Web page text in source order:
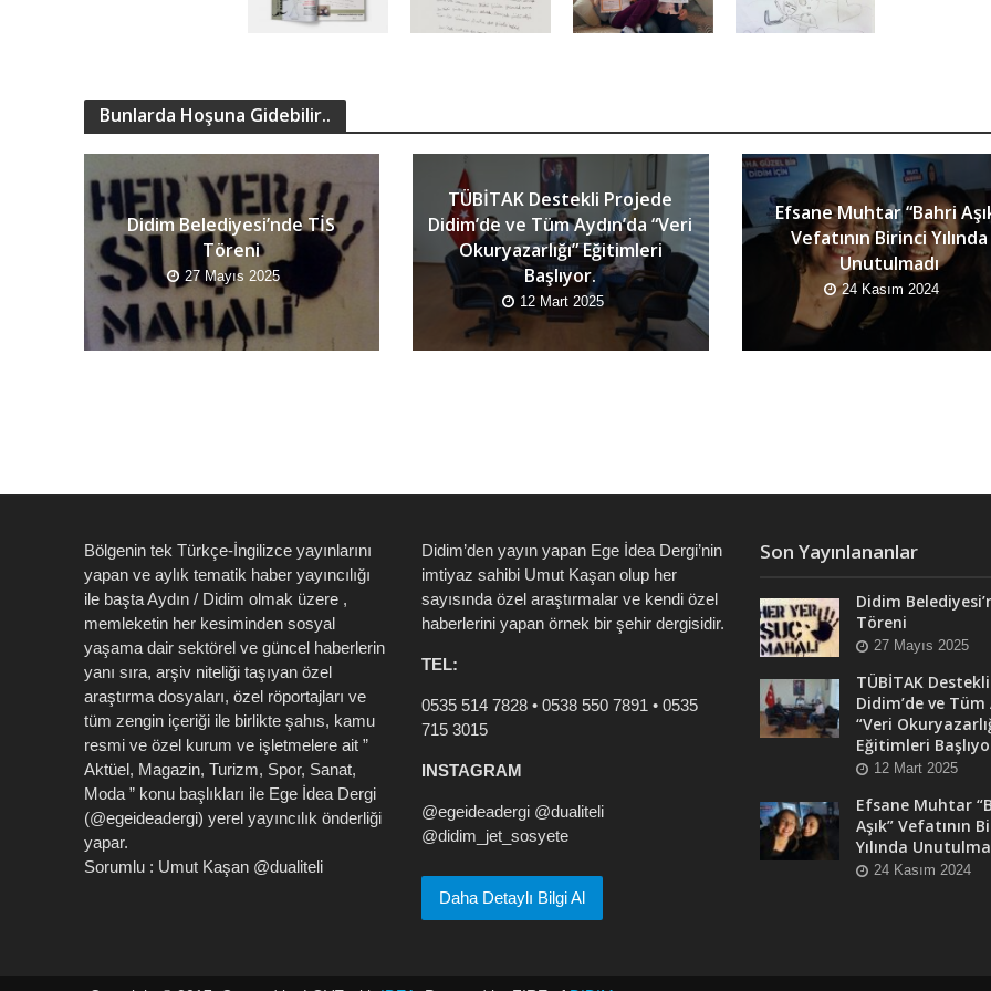
Bunlarda Hoşuna Gidebilir..
Didim Belediyesi’nde TİS
Töreni
27 Mayıs 2025
TÜBİTAK Destekli Projede
Didim’de ve Tüm Aydın’da “Veri
Okuryazarlığı” Eğitimleri
Başlıyor.
12 Mart 2025
Efsane Muhtar “Bahri
Vefatının Birinci Yılında
Unutulmadı
24 Kasım 2024
Bölgenin tek Türkçe-İngilizce yayınlarını
yapan ve aylık tematik haber yayıncılığı
ile başta Aydın / Didim olmak üzere ,
memleketin her kesiminden sosyal
yaşama dair sektörel ve güncel haberlerin
yanı sıra, arşiv niteliği taşıyan özel
araştırma dosyaları, özel röportajları ve
tüm zengin içeriği ile birlikte şahıs, kamu
resmi ve özel kurum ve işletmelere ait ”
Aktüel, Magazin, Turizm, Spor, Sanat,
Moda ” konu başlıkları ile Ege İdea Dergi
(@egeideadergi) yerel yayıncılık önderliği
yapar.
Sorumlu : Umut Kaşan @dualiteli
Didim’den yayın yapan Ege İdea Dergi’nin
imtiyaz sahibi Umut Kaşan olup her
sayısında özel araştırmalar ve kendi özel
haberlerini yapan örnek bir şehir dergisidir.
TEL:
0535 514 7828 • 0538 550 7891 • 0535
715 3015
INSTAGRAM
@egeideadergi @dualiteli
@didim_jet_sosyete
Daha Detaylı Bilgi Al
Son Yayınlananlar
Didim
Töreni
27 Mayıs 2025
TÜBİTAK
Didim’de ve Tüm
“Veri
Eğitimleri
12 Mart 2025
Efsane Muhtar
Aşık” Vefatının
Yılında
24 Kasım 2024